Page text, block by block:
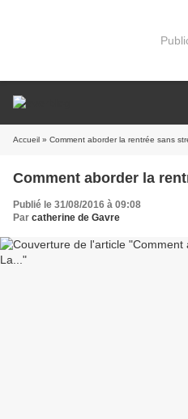
Accueil » Comment aborder la rentrée sans
Comment aborder la
Publié le 31/08/2016 à 09:08
Par catherine de Gavre